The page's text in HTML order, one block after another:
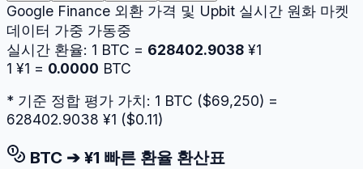
Google Finance 외환 가격 및 Upbit 실시간 원화 마켓
데이터 가중 가동중
실시간 환율: 1 BTC = 628402.9038 ¥1
1 ¥1 = 0.0000 BTC
* 기준 정합 평가 가치: 1 BTC ($69,250) =
628402.9038 ¥1 ($0.11)
BTC ➔ ¥1 빠른 환율 환산표